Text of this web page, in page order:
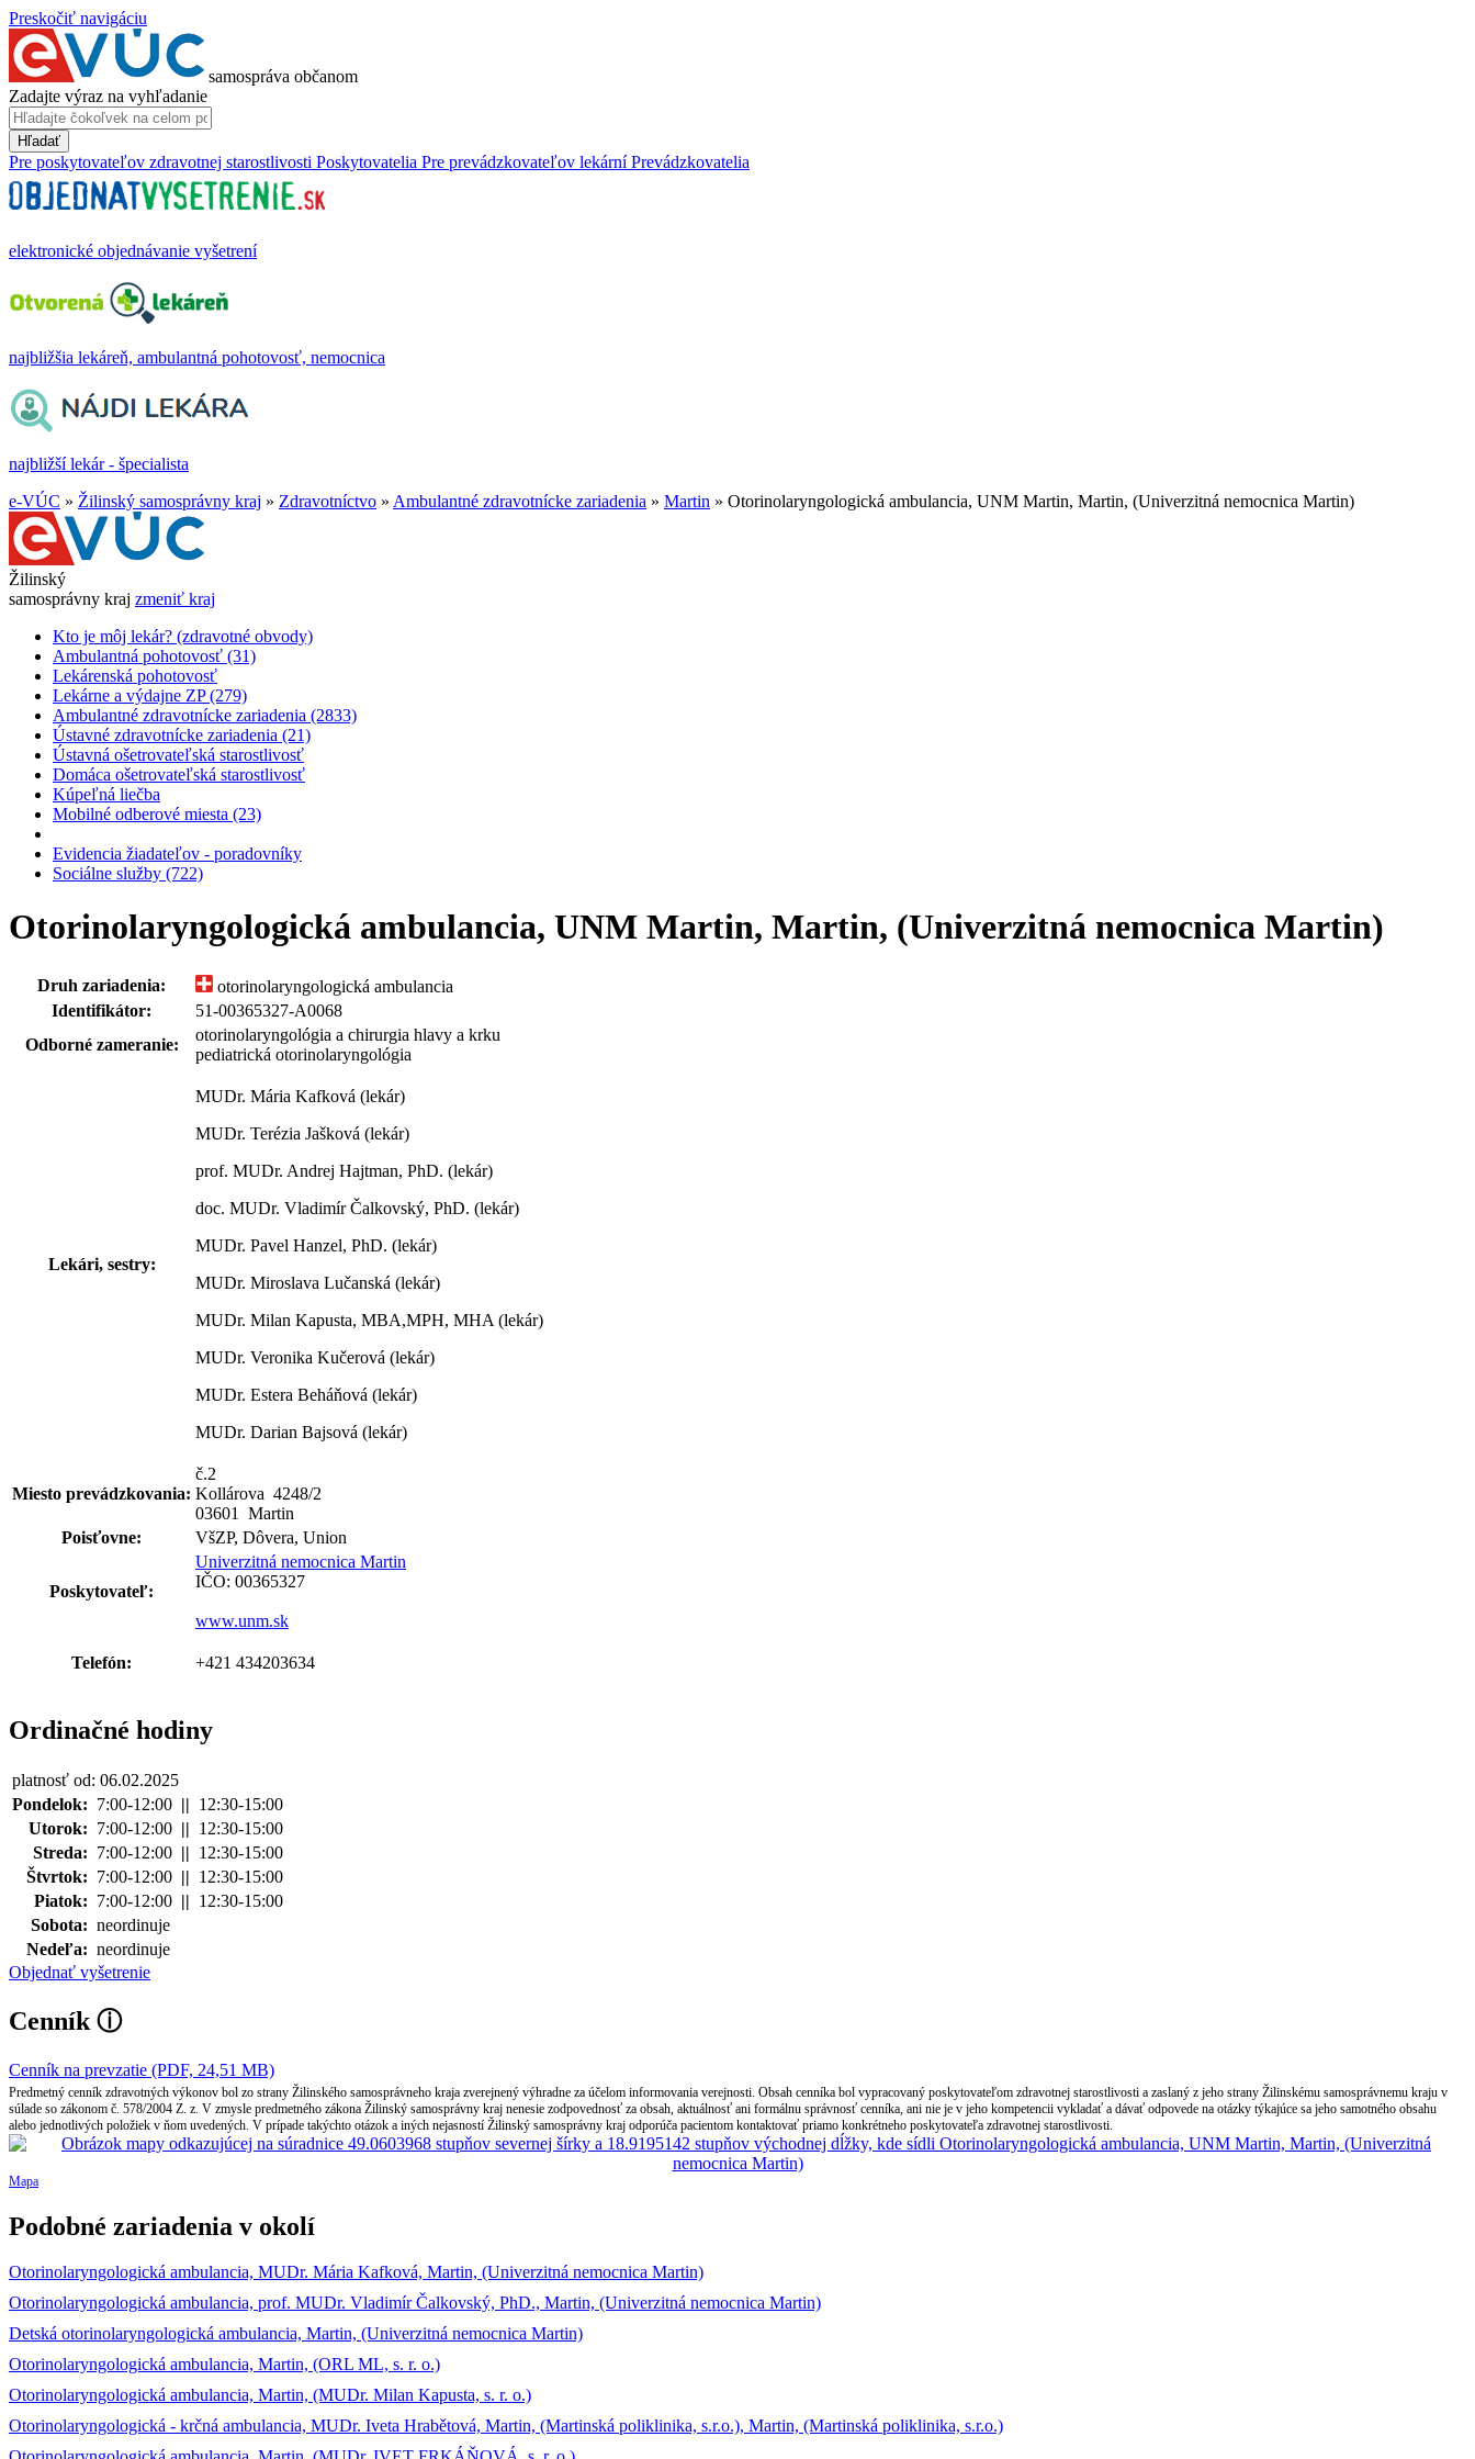
Preskočiť navigáciu
samospráva občanom
Zadajte výraz na vyhľadanie
Hľadať
Pre poskytovateľov zdravotnej starostlivosti Poskytovatelia Pre prevádzkovateľov lekární Prevádzkovatelia
elektronické objednávanie vyšetrení
najbližšia lekáreň, ambulantná pohotovosť, nemocnica
najbližší lekár - špecialista
e-VÚC » Žilinský samosprávny kraj » Zdravotníctvo » Ambulantné zdravotnícke zariadenia » Martin » Otorinolaryngologická ambulancia, UNM Martin, Martin, (Univerzitná nemocnica Martin)
Žilinský
samosprávny kraj zmeniť kraj
Kto je môj lekár? (zdravotné obvody)
Ambulantná pohotovosť (31)
Lekárenská pohotovosť
Lekárne a výdajne ZP (279)
Ambulantné zdravotnícke zariadenia (2833)
Ústavné zdravotnícke zariadenia (21)
Ústavná ošetrovateľská starostlivosť
Domáca ošetrovateľská starostlivosť
Kúpeľná liečba
Mobilné odberové miesta (23)
Evidencia žiadateľov - poradovníky
Sociálne služby (722)
Otorinolaryngologická ambulancia, UNM Martin, Martin, (Univerzitná nemocnica Martin)
Druh zariadenia:
otorinolaryngologická ambulancia
Identifikátor:
51-00365327-A0068
Odborné zameranie:
otorinolaryngológia a chirurgia hlavy a krku
pediatrická otorinolaryngológia
Lekári, sestry:
MUDr. Mária Kafková (lekár)
MUDr. Terézia Jašková (lekár)
prof. MUDr. Andrej Hajtman, PhD. (lekár)
doc. MUDr. Vladimír Čalkovský, PhD. (lekár)
MUDr. Pavel Hanzel, PhD. (lekár)
MUDr. Miroslava Lučanská (lekár)
MUDr. Milan Kapusta, MBA,MPH, MHA (lekár)
MUDr. Veronika Kučerová (lekár)
MUDr. Estera Beháňová (lekár)
MUDr. Darian Bajsová (lekár)
Miesto prevádzkovania:
č.2
Kollárova 4248/2
03601 Martin
Poisťovne:
VšZP, Dôvera, Union
Poskytovateľ:
Univerzitná nemocnica Martin
IČO: 00365327
www.unm.sk
Telefón: +421 434203634
Ordinačné hodiny
platnosť od: 06.02.2025
Pondelok: 7:00-12:00 || 12:30-15:00
Utorok: 7:00-12:00 || 12:30-15:00
Streda: 7:00-12:00 || 12:30-15:00
Štvrtok: 7:00-12:00 || 12:30-15:00
Piatok: 7:00-12:00 || 12:30-15:00
Sobota: neordinuje
Nedeľa: neordinuje
Objednať vyšetrenie
Cenník ⓘ
Cenník na prevzatie (PDF, 24,51 MB)
Predmetný cenník zdravotných výkonov bol zo strany Žilinského samosprávneho kraja zverejnený výhradne za účelom informovania verejnosti. Obsah cenníka bol vypracovaný poskytovateľom zdravotnej starostlivosti a zaslaný z jeho strany Žilinskému samosprávnemu kraju v
súlade so zákonom č. 578/2004 Z. z. V zmysle predmetného zákona Žilinský samosprávny kraj nenesie zodpovednosť za obsah, aktuálnosť ani formálnu správnosť cenníka, ani nie je v jeho kompetencii vykladať a dávať odpovede na otázky týkajúce sa jeho samotného obsahu
alebo jednotlivých položiek v ňom uvedených. V prípade takýchto otázok a iných nejasností Žilinský samosprávny kraj odporúča pacientom kontaktovať priamo konkrétneho poskytovateľa zdravotnej starostlivosti.
Mapa
Podobné zariadenia v okolí
Otorinolaryngologická ambulancia, MUDr. Mária Kafková, Martin, (Univerzitná nemocnica Martin)
Otorinolaryngologická ambulancia, prof. MUDr. Vladimír Čalkovský, PhD., Martin, (Univerzitná nemocnica Martin)
Detská otorinolaryngologická ambulancia, Martin, (Univerzitná nemocnica Martin)
Otorinolaryngologická ambulancia, Martin, (ORL ML, s. r. o.)
Otorinolaryngologická ambulancia, Martin, (MUDr. Milan Kapusta, s. r. o.)
Otorinolaryngologická - krčná ambulancia, MUDr. Iveta Hrabětová, Martin, (Martinská poliklinika, s.r.o.), Martin, (Martinská poliklinika, s.r.o.)